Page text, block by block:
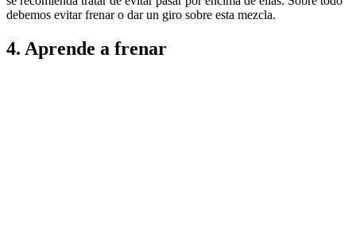
debemos evitar frenar o dar un giro sobre esta mezcla.
4. Aprende a frenar